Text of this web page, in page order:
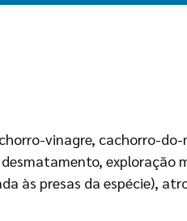
vinagre, cachorro-
exploração
às presas da espécie),